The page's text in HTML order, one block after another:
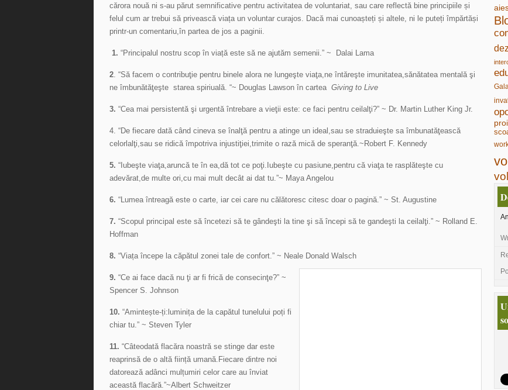
cărora nouă ni s-au părut semnificative pentru activitatea de voluntariat, sau care reflectă bine principiile și
felul cum ar trebui să privească viața un voluntar curajos. Dacă mai cunoașteți și altele, ni le puteți împărtăși
printr-un comentariu,în partea de jos a paginii.
1. “Principalul nostru scop în viață este să ne ajutăm semenii.” ~ Dalai Lama
2. “Să facem o contribuţie pentru binele alora ne lungeşte viaţa,ne întăreşte imunitatea,sănătatea mentală şi
ne îmbunătăţeşte starea spiriuală. “~ Douglas Lawson în cartea Giving to Live
3. “Cea mai persistentă şi urgentă întrebare a vieţii este: ce faci pentru ceilalţi?” ~ Dr. Martin Luther King Jr.
4. “De fiecare dată când cineva se înalţă pentru a atinge un ideal,sau se straduieşte sa îmbunatăţească
celorlalţi,sau se ridică împotriva injustiţiei,trimite o rază mică de speranţă.~Robert F. Kennedy
5. “Iubeşte viaţa,aruncă te în ea,dă tot ce poţi.Iubeşte cu pasiune,pentru că viaţa te rasplăteşte cu
adevărat,de multe ori,cu mai mult decât ai dat tu.”~ Maya Angelou
6. “Lumea întreagă este o carte, iar cei care nu călătoresc citesc doar o pagină.” ~ St. Augustine
7. “Scopul principal este să încetezi să te gândeşti la tine şi să începi să te gandeşti la ceilalţi.” ~ Rolland E.
Hoffman
8. “Viața începe la căpătul zonei tale de confort.” ~ Neale Donald Walsch
9. “Ce ai face dacă nu ţi ar fi frică de consecinţe?” ~
Spencer S. Johnson
10. “Amintește-ți:luminița de la capătul tunelului poți fi
chiar tu.” ~ Steven Tyler
11. “Câteodată flacăra noastră se stinge dar este
reaprinsă de o altă ființă umană.Fiecare dintre noi
datorează adânci mulțumiri celor care au înviat
această flacără.”~Albert Schweitzer